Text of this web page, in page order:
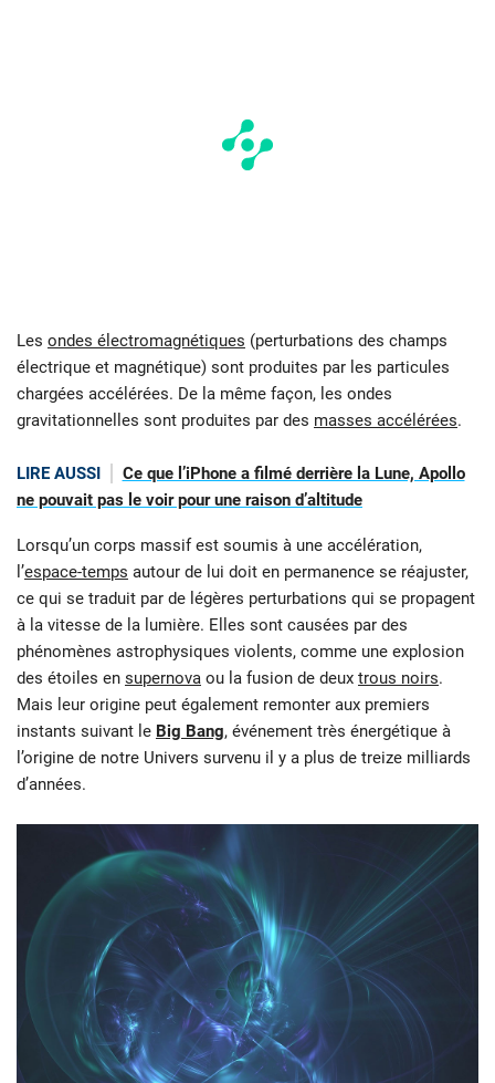
Les ondes électromagnétiques (perturbations des champs
électrique et magnétique) sont produites par les particules
chargées accélérées. De la même façon, les ondes
gravitationnelles sont produites par des masses accélérées.
LIRE AUSSI
Ce que l’iPhone a filmé derrière la Lune, Apollo
ne pouvait pas le voir pour une raison d’altitude
Lorsqu’un corps massif est soumis à une accélération,
l’espace-temps autour de lui doit en permanence se réajuster,
ce qui se traduit par de légères perturbations qui se propagent
à la vitesse de la lumière. Elles sont causées par des
phénomènes astrophysiques violents, comme une explosion
des étoiles en supernova ou la fusion de deux trous noirs.
Mais leur origine peut également remonter aux premiers
instants suivant le Big Bang, événement très énergétique à
l’origine de notre Univers survenu il y a plus de treize milliards
d’années.